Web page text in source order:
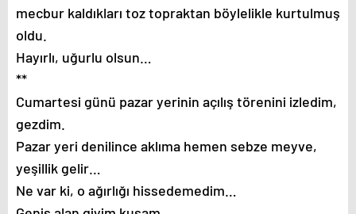
mecbur kaldıkları toz topraktan böylelikle kurtulmuş
oldu.
Hayırlı, uğurlu olsun…
**
Cumartesi günü pazar yerinin açılış törenini izledim,
gezdim.
Pazar yeri denilince aklıma hemen sebze meyve,
yeşillik gelir…
Ne var ki, o ağırlığı hissedemedim…